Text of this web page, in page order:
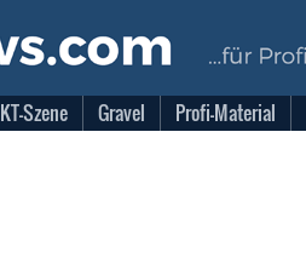
KT-Szene Gravel Profi-Material